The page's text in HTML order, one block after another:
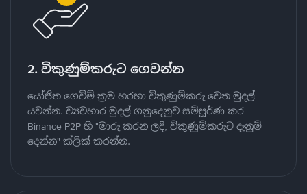
2. විකුණුම්කරුට ගෙවන්න
යෝජිත ගෙවීම් ක්‍රම හරහා විකුණුම්කරු වෙත මුදල්
යවන්න. ව්‍යවහාර මුදල් ගනුදෙනුව සම්පූර්ණ කර
Binance P2P හි "මාරු කරන ලදි, විකුණුම්කරුට දැනුම්
දෙන්න" ක්ලික් කරන්න.